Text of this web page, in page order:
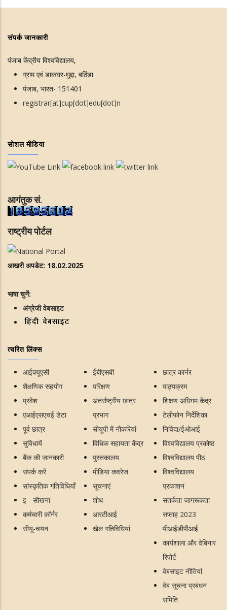
संपर्क जानकारी
पंजाब केंद्रीय विश्वविद्यालय,
ग्राम एवं डाकघर-घुद्दा, बठिंडा
पंजाब, भारत- 151401
registrar[at]cup[dot]edu[dot]n
सोशल मीडिया
आगंतुक सं.
राष्ट्रीय पोर्टल
आखरी अपडेट: 18.02.2025
भाषा चुनें:
अंग्रेजी वेबसाइट
त्वरित लिंक्स
आईक्यूएसी
शैक्षणिक सहयोग
प्रवेश
एआईएसएचई डेटा
पूर्व छात्र
सुविधायें
बैंक की जानकारी
संपर्क करें
सांस्कृतिक गतिविधियाँ
इ - सीखना
कर्मचारी कॉर्नर
सीयू-चयन
ईबीएसबी
परिक्षण
अंतर्राष्ट्रीय छात्र
प्रभाग
सीयूपी में नौकरियां
विधिक सहायता केंद्र
पुस्तकालय
मीडिया कवरेज
सूचनाएं
शोध
आरटीआई
खेल गतिविधियां
छात्र कार्नर
पाठ्यक्रम
शिक्षण अधिगम केंद्र
टेलीफोन निर्देशिका
निविदा/ईओआई
विश्वविद्यालय प्रकोष्ठ
विश्वविद्यालय पीठ
विश्वविद्यालय
प्रकाशन
सतर्कता जागरूकता
सप्ताह 2023
पीआईडीपीआई
कार्यशाला और वेबिनार
रिपोर्ट
वेबसाइट नीतियां
वेब सूचना प्रबंधन
समिति